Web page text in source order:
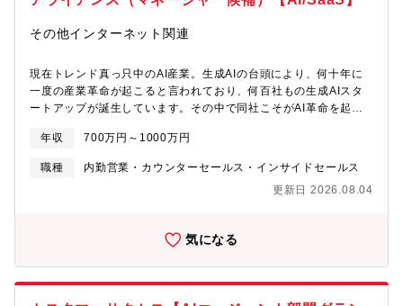
せております。【職場の雰囲気】・年齢・役職を超えた自由な議
に尊重・推進する風土。・出社が基本だが、リモート勤務も相談
ャリアパスについて】■短期（1-2年）・エンタープライズCSMと
Retention）などKPI達成・社内ベストプラクティスの確立■中長
ムマネジメント・事業部横断のカスタマーサクセス戦略立案・VP
of Customer Success等の経営層ポジション※上記以外にも、セ
ールス・プロダクトマネジメント・事業開発など他職種へのキャ
その他インターネット関連
現在トレンド真っ只中のAI産業。生成AIの台頭により、何十年に
一度の産業革命が起こると言われており、何百社もの生成AIスタ
ートアップが誕生しています。その中で同社こそがAI革命を起こ
す。本ポジションは、パートナー経由で受注した顧客の成功を支
援しながら、パートナー企業との協業を強化する、新設ポジショ
ンです。■パートナー経由顧客へのカスタマーサクセス支援・パー
トナー経由で受注した顧客の導入支援、オンボーディング・AIエ
サポート）・顧客のニーズに応じたカスタマイズされたプロンプ
化■パートナー企業への提言・支援・パートナー企業への技術情
年収 700万円～1000万円
職種
内勤営業・カウンターセールス・インサイドセールス
更新日 2026.08.04
気になる